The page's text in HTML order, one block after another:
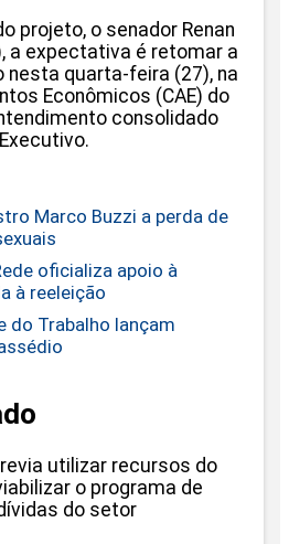
projeto, o senador Renan
a expectativa é retomar a
quarta-feira (27), na
Econômicos (CAE) do
consolidado
Marco Buzzi a perda de
oficializa apoio à
à reeleição
do Trabalho lançam
utilizar recursos do
o programa de
do setor